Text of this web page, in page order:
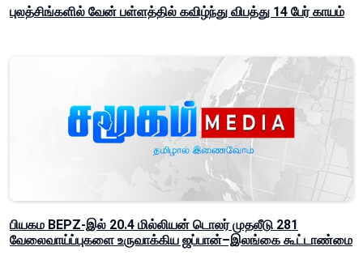
புலத்சிங்களில் வேன் பள்ளத்தில் கவிழ்ந்து விபத்து 14 பேர் காயம்
பியகம BEPZ-இல் 20.4 மில்லியன் டொலர் முதலீடு 281
வேலைவாய்ப்புகளை உருவாக்கிய ஜப்பான்–இலங்கை கூட்டாண்மை